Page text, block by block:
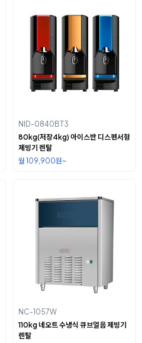
NID-0840BT3
80kg(저장4kg) 아이스반 디스펜서형
제빙기 렌탈
월 109,900원~
NC-1057W
110kg 네오트 수냉식 큐브얼음 제빙기
렌탈